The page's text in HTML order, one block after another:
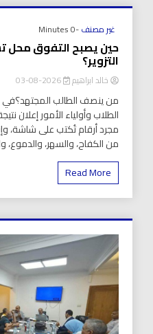
غير مصنف-0 Minutes
حين يصبح التفوق محل
التزوير؟
خالد ابراهيم 2026-08-03
من ينصف الطالب المجتهد؟في
الطلاب وأولياء الأمور إعلان
مجرد أرقام تُكتب على شاشة،
من الكفاح، والسهر، والدموع،
Read More